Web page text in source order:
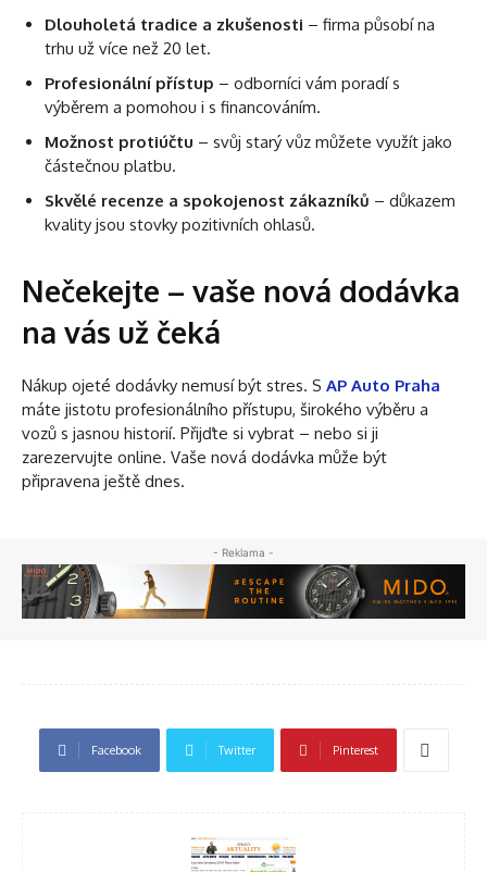
Dlouholetá tradice a zkušenosti – firma působí na
trhu už více než 20 let.
Profesionální přístup – odborníci vám poradí s
výběrem a pomohou i s financováním.
Možnost protiúčtu – svůj starý vůz můžete využít jako
částečnou platbu.
Skvělé recenze a spokojenost zákazníků – důkazem
kvality jsou stovky pozitivních ohlasů.
Nečekejte – vaše nová dodávka
na vás už čeká
Nákup ojeté dodávky nemusí být stres. S AP Auto Praha
máte jistotu profesionálního přístupu, širokého výběru a
vozů s jasnou historií. Přijďte si vybrat – nebo si ji
zarezervujte online. Vaše nová dodávka může být
připravena ještě dnes.
- Reklama -
Facebook Twitter Pinterest